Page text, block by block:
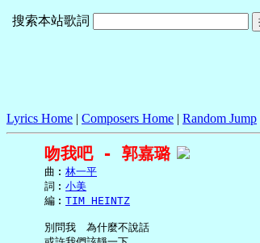
搜索本站歌詞
Lyrics Home | Composers Home | Random Jump
吻我吧 - 郭嘉璐
     曲︰
林一平
     詞︰
小美
     編︰
TIM HEINTZ
     別問我　為什麼不說話